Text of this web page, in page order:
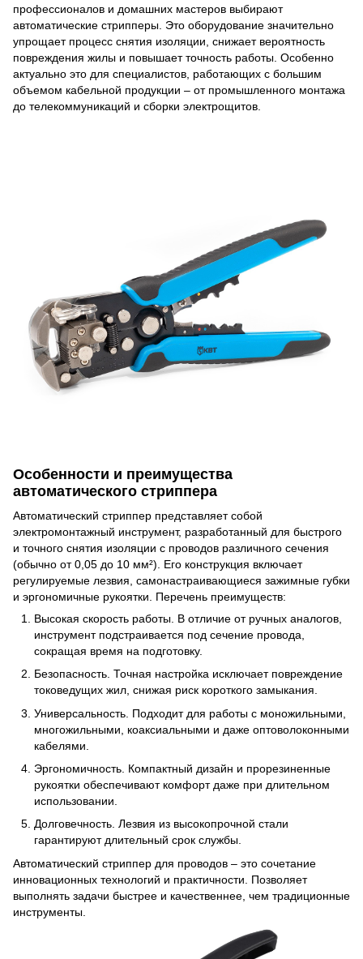
профессионалов и домашних мастеров выбирают
автоматические стрипперы. Это оборудование значительно
упрощает процесс снятия изоляции, снижает вероятность
повреждения жилы и повышает точность работы. Особенно
актуально это для специалистов, работающих с большим
объемом кабельной продукции – от промышленного монтажа
до телекоммуникаций и сборки электрощитов.
Особенности и преимущества
автоматического стриппера
Автоматический стриппер представляет собой
электромонтажный инструмент, разработанный для быстрого
и точного снятия изоляции с проводов различного сечения
(обычно от 0,05 до 10 мм²). Его конструкция включает
регулируемые лезвия, самонастраивающиеся зажимные губки
и эргономичные рукоятки. Перечень преимуществ:
Высокая скорость работы. В отличие от ручных аналогов,
инструмент подстраивается под сечение провода,
сокращая время на подготовку.
Безопасность. Точная настройка исключает повреждение
токоведущих жил, снижая риск короткого замыкания.
Универсальность. Подходит для работы с моножильными,
многожильными, коаксиальными и даже оптоволоконными
кабелями.
Эргономичность. Компактный дизайн и прорезиненные
рукоятки обеспечивают комфорт даже при длительном
использовании.
Долговечность. Лезвия из высокопрочной стали
гарантируют длительный срок службы.
Автоматический стриппер для проводов – это сочетание
инновационных технологий и практичности. Позволяет
выполнять задачи быстрее и качественнее, чем традиционные
инструменты.